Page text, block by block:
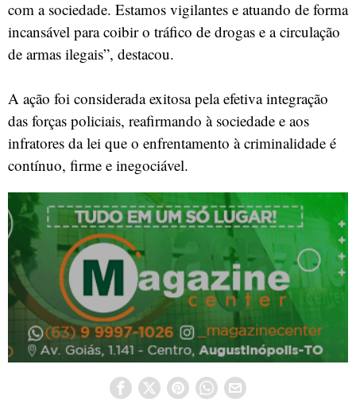
com a sociedade. Estamos vigilantes e atuando de forma
incansável para coibir o tráfico de drogas e a circulação
de armas ilegais”, destacou.
A ação foi considerada exitosa pela efetiva integração
das forças policiais, reafirmando à sociedade e aos
infratores da lei que o enfrentamento à criminalidade é
contínuo, firme e inegociável.